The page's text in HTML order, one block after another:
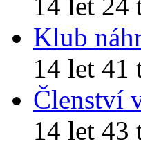
Klub
14 let 41
Členství
14 let 43